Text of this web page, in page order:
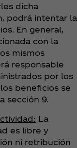
dicha
podrá intentar la
En general,
con la
mismos
responsable
por los
beneficios se
sección 9.
La
es libre y
ni retribución